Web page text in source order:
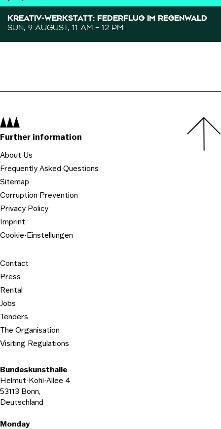
KREATIV-WERKSTATT: FEDERFLUG IM REGENWALD
SUN, 9 AUGUST, 11 AM – 12 PM
Navigation:
Further information
About Us
Frequently Asked Questions
Sitemap
Corruption Prevention
Privacy Policy
Imprint
Cookie-Einstellungen
Contact
Press
Rental
Jobs
Tenders
The Organisation
Visiting Regulations
Bundeskunsthalle
Helmut-Kohl-Allee 4
53113 Bonn,
Deutschland
Opening hours
Monday